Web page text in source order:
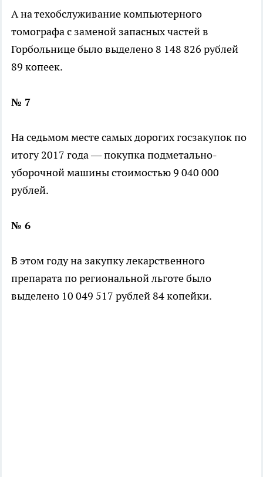
А на техобслуживание компьютерного
томографа с заменой запасных частей в
Горбольнице было выделено 8 148 826 рублей
89 копеек.
№ 7
На седьмом месте самых дорогих госзакупок по
итогу 2017 года — покупка подметально-
уборочной машины стоимостью 9 040 000
рублей.
№ 6
В этом году на закупку лекарственного
препарата по региональной льготе было
выделено 10 049 517 рублей 84 копейки.